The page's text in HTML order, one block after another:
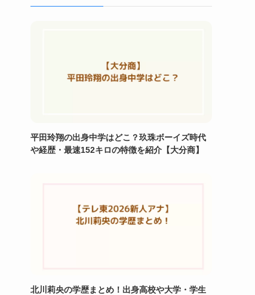
平田玲翔の出身中学はどこ？玖珠ボーイズ時代
や経歴・最速152キロの特徴を紹介【大分商】
北川莉央の学歴まとめ！出身高校や大学・学生